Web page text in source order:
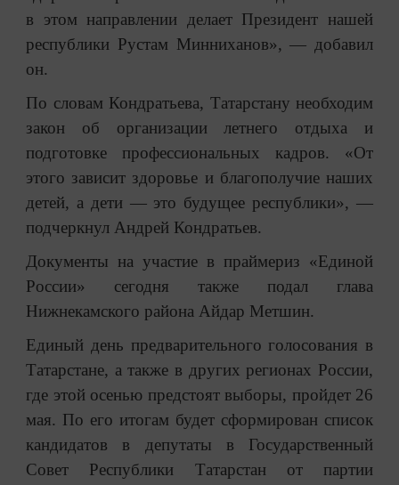
в этом направлении делает Президент нашей
республики Рустам Минниханов», — добавил
он.
По словам Кондратьева, Татарстану необходим
закон об организации летнего отдыха и
подготовке профессиональных кадров. «От
этого зависит здоровье и благополучие наших
детей, а дети — это будущее республики», —
подчеркнул Андрей Кондратьев.
Документы на участие в праймериз «Единой
России» сегодня также подал глава
Нижнекамского района Айдар Метшин.
Единый день предварительного голосования в
Татарстане, а также в других регионах России,
где этой осенью предстоят выборы, пройдет 26
мая. По его итогам будет сформирован список
кандидатов в депутаты в Государственный
Совет Республики Татарстан от партии